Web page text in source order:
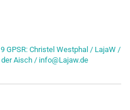
GPSR: Christel Westphal / LajaW /
Aisch / info@Lajaw.de